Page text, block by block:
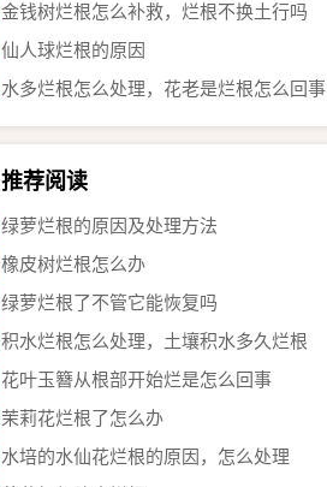
金钱树烂根怎么补救，烂根不换土行吗
仙人球烂根的原因
水多烂根怎么处理，花老是烂根怎么回事
推荐阅读
绿萝烂根的原因及处理方法
橡皮树烂根怎么办
绿萝烂根了不管它能恢复吗
积水烂根怎么处理，土壤积水多久烂根
花叶玉簪从根部开始烂是怎么回事
茉莉花烂根了怎么办
水培的水仙花烂根的原因，怎么处理